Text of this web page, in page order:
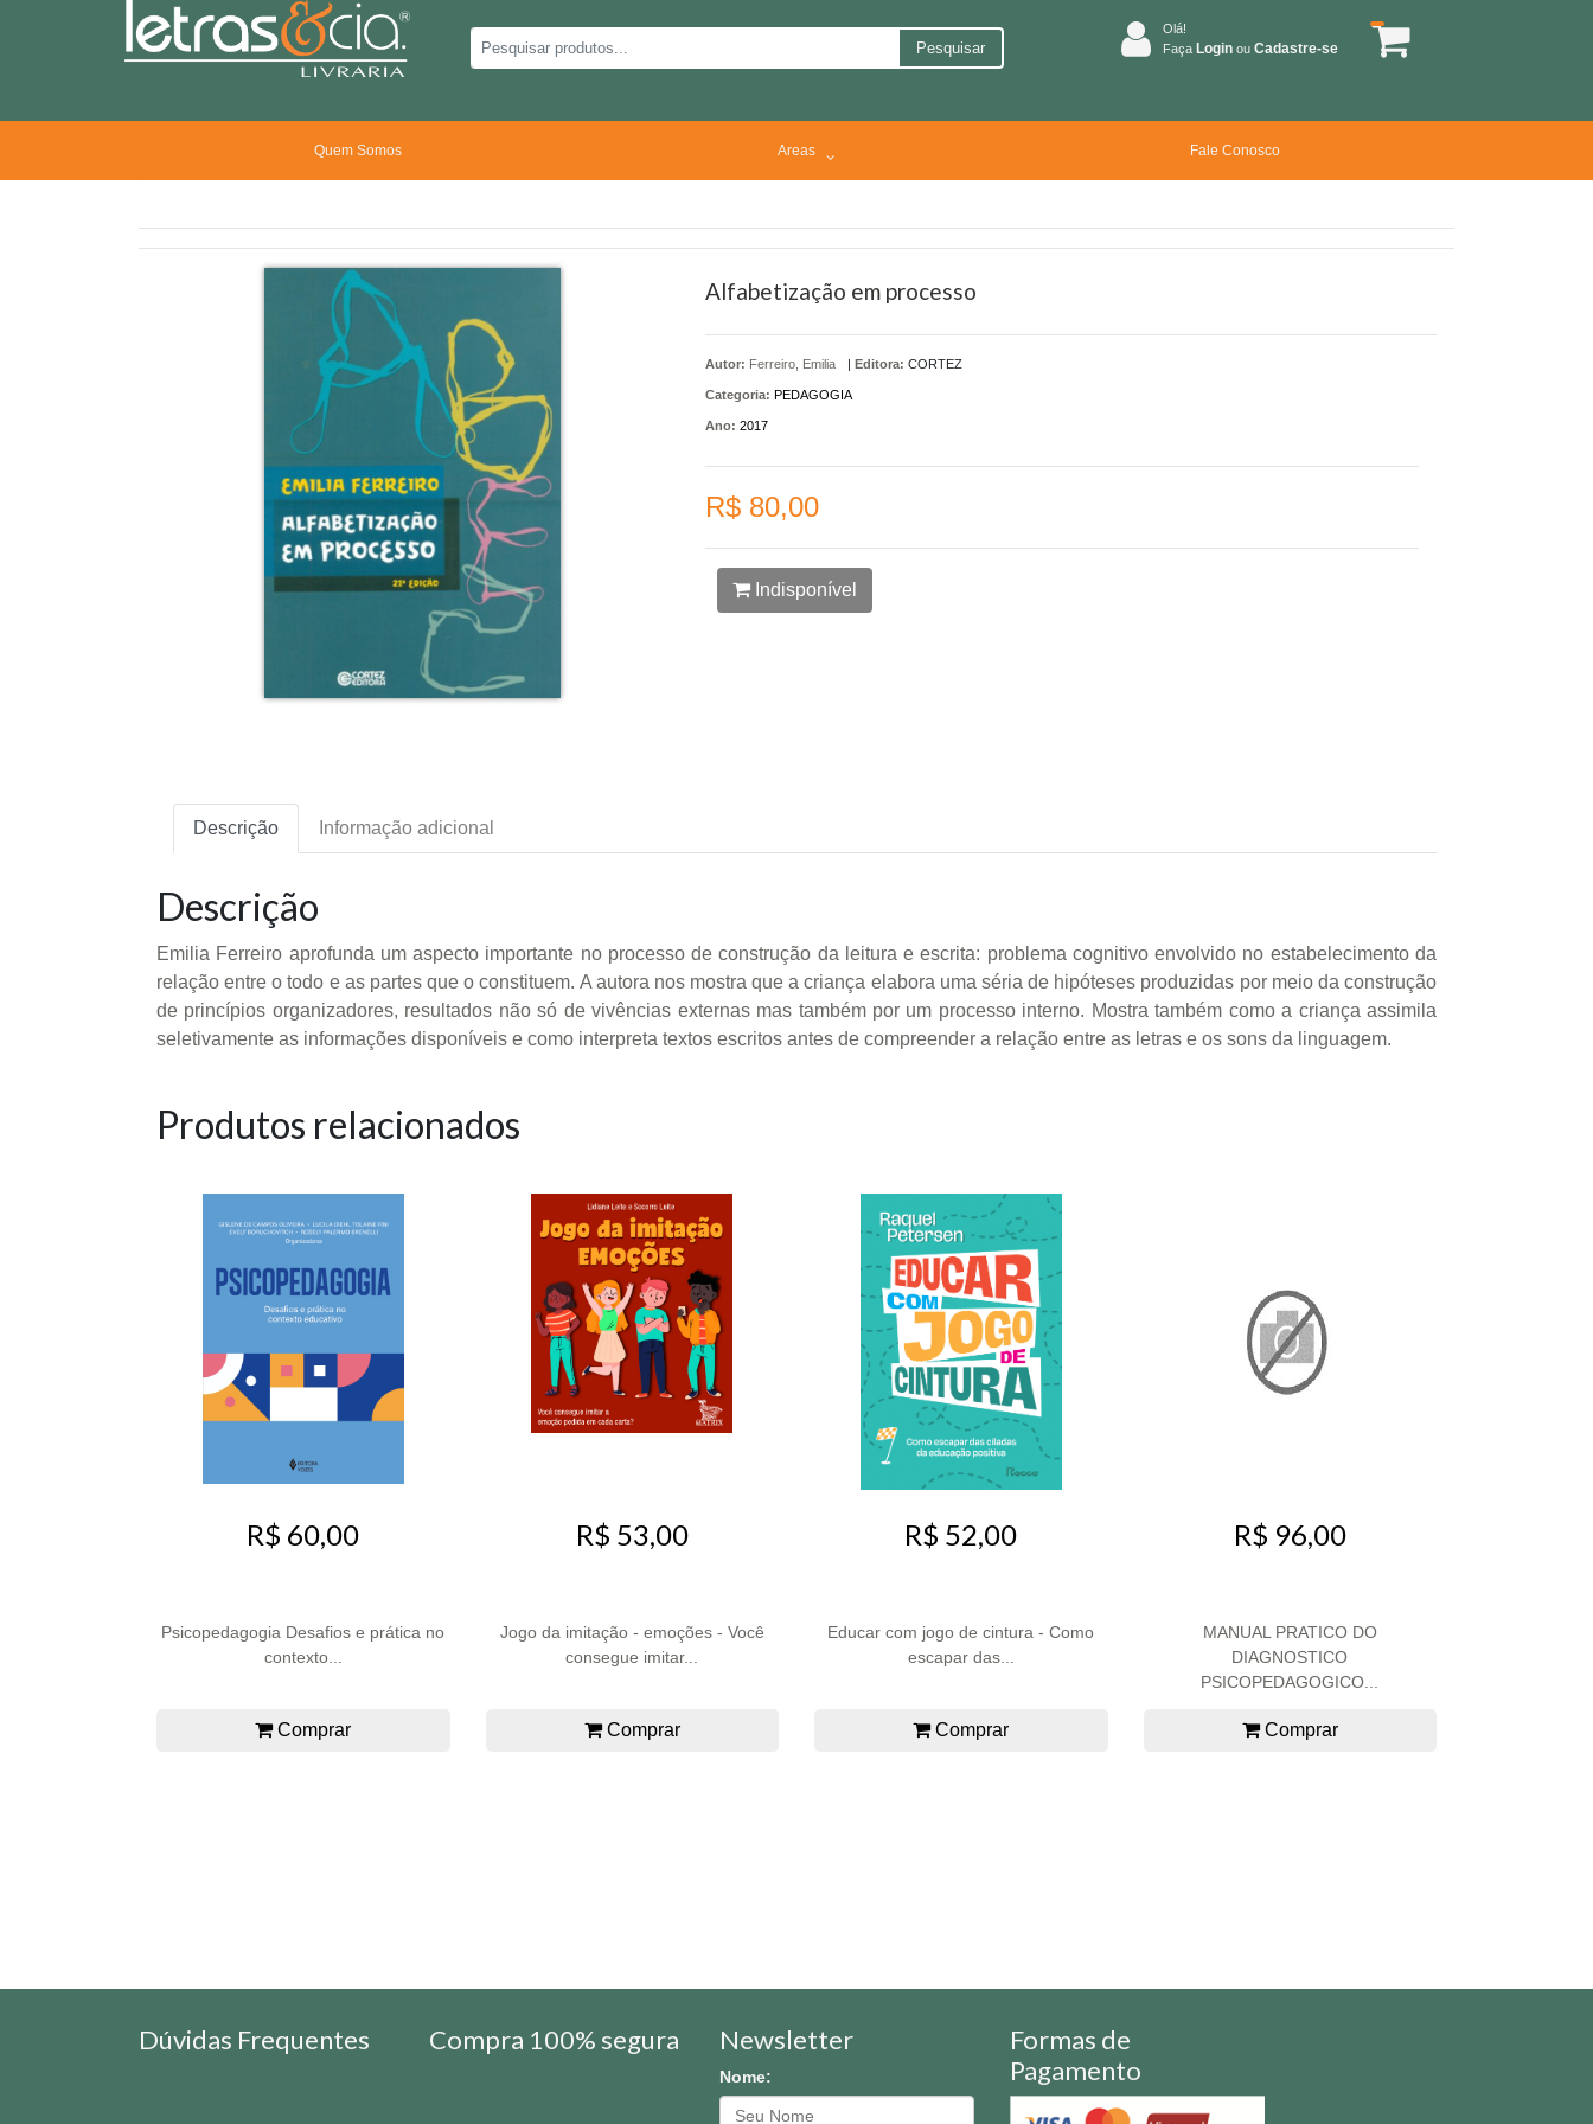
Pesquisar
Olá!
Faça Login ou Cadastre-se
Quem Somos Areas Fale Conosco
Alfabetização em processo
Autor: Ferreiro, Emilia | Editora: CORTEZ
Categoria: PEDAGOGIA
Ano: 2017
R$ 80,00
Indisponível
Descrição Informação adicional
Descrição
Emilia Ferreiro aprofunda um aspecto importante no processo de construção da leitura e escrita: problema cognitivo envolvido no estabelecimento da
relação entre o todo e as partes que o constituem. A autora nos mostra que a criança elabora uma séria de hipóteses produzidas por meio da construção
de princípios organizadores, resultados não só de vivências externas mas também por um processo interno. Mostra também como a criança assimila
seletivamente as informações disponíveis e como interpreta textos escritos antes de compreender a relação entre as letras e os sons da linguagem.
Produtos relacionados
R$ 60,00
Psicopedagogia Desafios e prática no
contexto...
Comprar
R$ 53,00
Jogo da imitação - emoções - Você
consegue imitar...
Comprar
R$ 52,00
Educar com jogo de cintura - Como
escapar das...
Comprar
R$ 96,00
MANUAL PRATICO DO
DIAGNOSTICO
PSICOPEDAGOGICO...
Comprar
Dúvidas Frequentes Compra 100% segura Newsletter
Nome:
Formas de
Pagamento